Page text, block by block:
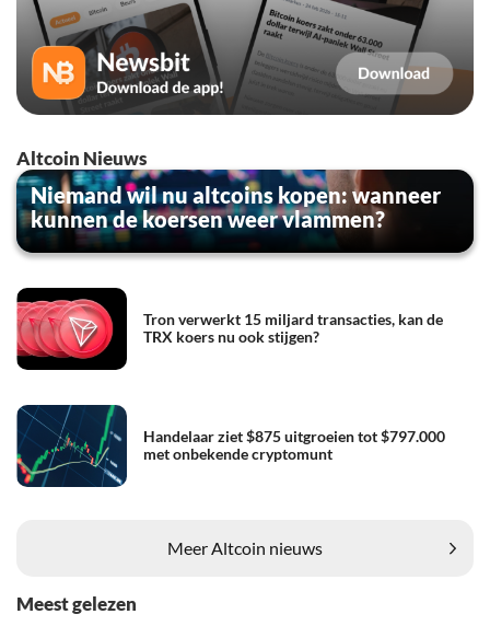
Altcoin Nieuws
Niemand wil nu altcoins kopen: wanneer
kunnen de koersen weer vlammen?
Tron verwerkt 15 miljard transacties, kan de
TRX koers nu ook stijgen?
Handelaar ziet $875 uitgroeien tot $797.000
met onbekende cryptomunt
Meer Altcoin nieuws
Meest gelezen